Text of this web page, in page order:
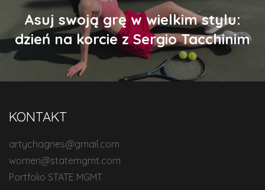
Asuj swoją grę w wielkim stylu:
dzień na korcie z Sergio Tacchinim
KONTAKT
artychagnes@gmail.com
women@statemgmt.com
Portfolio STATE MGMT